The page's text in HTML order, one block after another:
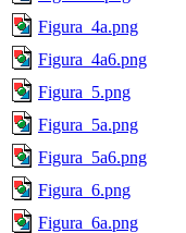
Figura_4a.png
Figura_4a6.png
Figura_5.png
Figura_5a.png
Figura_5a6.png
Figura_6.png
Figura_6a.png